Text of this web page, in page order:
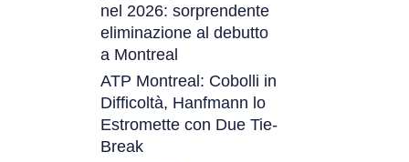
nel 2026: sorprendente
eliminazione al debutto
a Montreal
ATP Montreal: Cobolli in
Difficoltà, Hanfmann lo
Estromette con Due Tie-
Break